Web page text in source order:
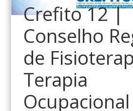
Crefito 12 |
Conselho
de
Terapia
Ocupacional